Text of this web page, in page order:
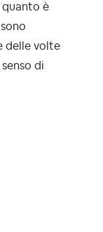
è
delle volte
di